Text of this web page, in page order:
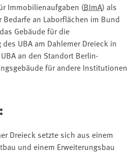
Immobilienaufgaben (BImA) als
an Laborflächen im Bund
Gebäude für die
UBA am Dahlemer Dreieck in
an den Standort Berlin-
für andere Institutionen
Dreieck setzte sich aus einem
und einem Erweiterungsbau